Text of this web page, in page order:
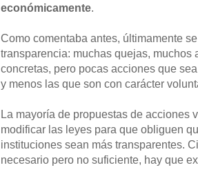
económicamente.
Como comentaba antes, últimamente
transparencia: muchas quejas, muchos
concretas, pero pocas acciones que
y menos las que son con carácter
La mayoría de propuestas de acciones
modificar las leyes para que obliguen
instituciones sean más transparentes.
necesario pero no suficiente, hay que